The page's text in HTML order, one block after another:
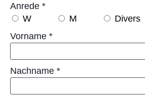
Anrede *
W
M
Divers
Vorname *
Nachname *